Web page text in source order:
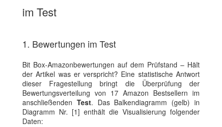
im Test
1. Bewertungen im Test
Bit Box-Amazonbewertungen auf dem Prüfstand – Hält
der Artikel was er verspricht? Eine statistische Antwort
dieser Fragestellung bringt die Überprüfung der
Bewertungsverteilung von 17 Amazon Bestsellern im
anschließenden Test. Das Balkendiagramm (gelb) in
Diagramm Nr. [1] enthält die Visualisierung folgender
Daten: